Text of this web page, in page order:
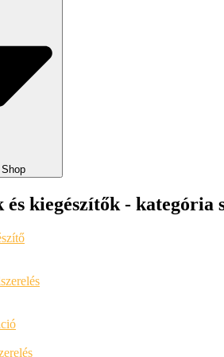
és kiegészítők - kategória